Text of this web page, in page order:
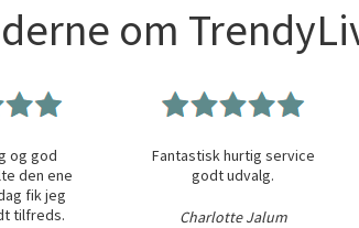
om
og god
den ene
fik jeg
tilfreds.
Fantastisk hurtig service
godt udvalg.
Charlotte Jalum